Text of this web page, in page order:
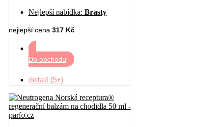
Nejlepší nabídka: Brasty
nejlepší cena 317 Kč
Do obchodu
detail (5+)